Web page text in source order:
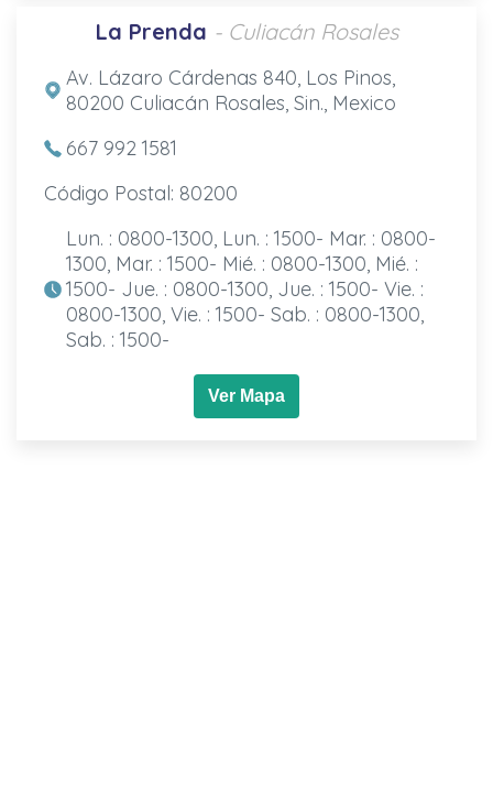
La Prenda - Culiacán Rosales
Av. Lázaro Cárdenas 840, Los Pinos,
80200 Culiacán Rosales, Sin., Mexico
667 992 1581
Código Postal: 80200
Lun. : 0800-1300, Lun. : 1500- Mar. : 0800-
1300, Mar. : 1500- Mié. : 0800-1300, Mié. :
1500- Jue. : 0800-1300, Jue. : 1500- Vie. :
0800-1300, Vie. : 1500- Sab. : 0800-1300,
Sab. : 1500-
Ver Mapa